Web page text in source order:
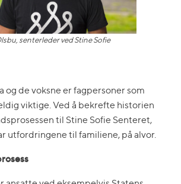
senterleder ved Stine Sofie
og de voksne er fagpersoner som
viktige. Ved å bekrefte historien
til Stine Sofie Senteret,
utfordringene til familiene, på alvor.